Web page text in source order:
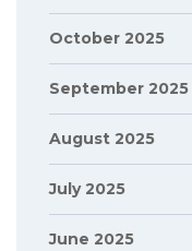
October 2025
September 2025
August 2025
July 2025
June 2025